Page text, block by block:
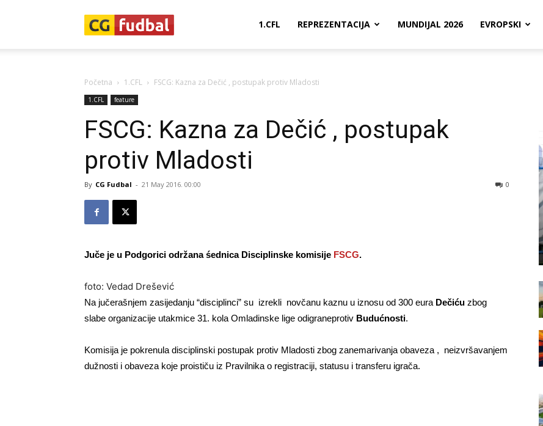
1.CFL REPREZENTACIJA MUNDIJAL 2026 EVROPSKI
Početna 1.CFL FSCG: Kazna za Dečić , postupak protiv Mladosti
1.CFL feature
FSCG: Kazna za Dečić , postupak
protiv Mladosti
By CG Fudbal - 21 May 2016. 00:00 0
Juče je u Podgorici održana śednica Disciplinske komisije FSCG.
foto: Vedad Drešević
Na jučerašnjem zasijedanju “disciplinci” su izrekli novčanu kaznu u iznosu od 300 eura Dečiću zbog
slabe organizacije utakmice 31. kola Omladinske lige odigraneprotiv Budućnosti.
Komisija je pokrenula disciplinski postupak protiv Mladosti zbog zanemarivanja obaveza , neizvršavanjem
dužnosti i obaveza koje proističu iz Pravilnika o registraciji, statusu i transferu igrača.